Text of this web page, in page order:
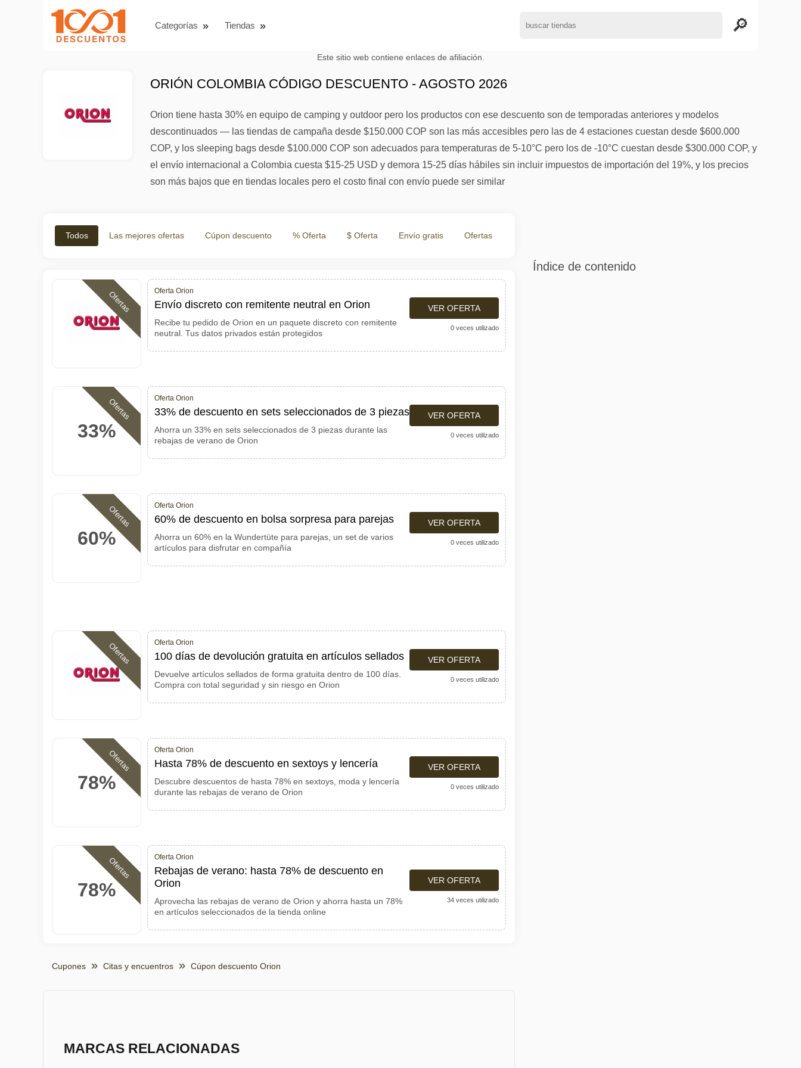
Categorías Tiendas
Este sitio web contiene enlaces de afiliación.
ORIÓN COLOMBIA CÓDIGO DESCUENTO - AGOSTO 2026
Orion tiene hasta 30% en equipo de camping y outdoor pero los productos con ese descuento son de temporadas anteriores y modelos
descontinuados — las tiendas de campaña desde $150.000 COP son las más accesibles pero las de 4 estaciones cuestan desde $600.000
COP, y los sleeping bags desde $100.000 COP son adecuados para temperaturas de 5-10°C pero los de -10°C cuestan desde $300.000 COP, y
el envío internacional a Colombia cuesta $15-25 USD y demora 15-25 días hábiles sin incluir impuestos de importación del 19%, y los precios
son más bajos que en tiendas locales pero el costo final con envío puede ser similar
Todos Las mejores ofertas Cúpon descuento % Oferta $ Oferta Envío gratis Ofertas
Ofertas Oferta Orion
Envío discreto con remitente neutral en Orion
Recibe tu pedido de Orion en un paquete discreto con remitente
neutral. Tus datos privados están protegidos
VER OFERTA
0 veces utilizado
33%
Ofertas Oferta Orion
33% de descuento en sets seleccionados de 3 piezas
Ahorra un 33% en sets seleccionados de 3 piezas durante las
rebajas de verano de Orion
VER OFERTA
0 veces utilizado
60%
Ofertas Oferta Orion
60% de descuento en bolsa sorpresa para parejas
Ahorra un 60% en la Wundertüte para parejas, un set de varios
artículos para disfrutar en compañía
VER OFERTA
0 veces utilizado
Ofertas Oferta Orion
100 días de devolución gratuita en artículos sellados
Devuelve artículos sellados de forma gratuita dentro de 100 días.
Compra con total seguridad y sin riesgo en Orion
VER OFERTA
0 veces utilizado
78%
Ofertas Oferta Orion
Hasta 78% de descuento en sextoys y lencería
Descubre descuentos de hasta 78% en sextoys, moda y lencería
durante las rebajas de verano de Orion
VER OFERTA
0 veces utilizado
78%
Ofertas Oferta Orion
Rebajas de verano: hasta 78% de descuento en
Orion
Aprovecha las rebajas de verano de Orion y ahorra hasta un 78%
en artículos seleccionados de la tienda online
VER OFERTA
34 veces utilizado
Cupones Citas y encuentros Cúpon descuento Orion
MARCAS RELACIONADAS
Índice de contenido